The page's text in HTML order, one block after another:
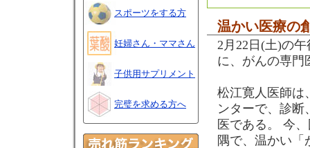
温かい医療の
2月22日(土)の
に、がんの専門
松江寛人医師は
ンターで、診断
医である。 今
隅で、温かい
スポーツをする方
妊婦さん・ママさん
子供用サプリメント
完璧を求める方へ